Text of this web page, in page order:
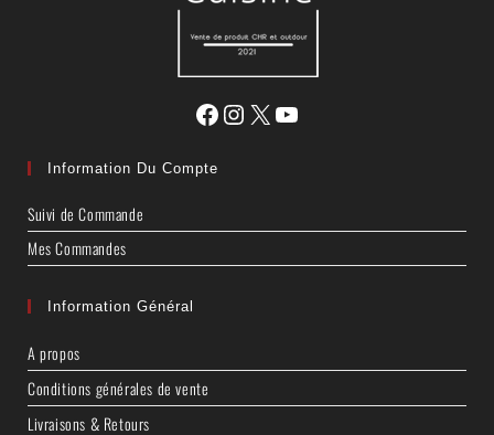
Information Du Compte
Suivi de Commande
Mes Commandes
Information Général
A propos
Conditions générales de vente
Livraisons & Retours